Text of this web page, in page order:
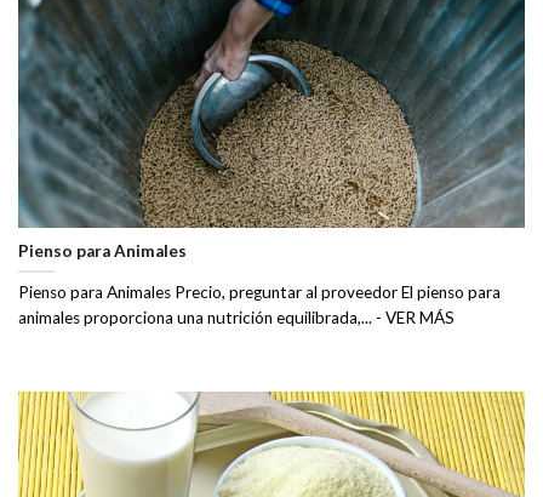
Pienso para Animales
Pienso para Animales Precio, preguntar al proveedor El pienso para
animales proporciona una nutrición equilibrada,... - VER MÁS